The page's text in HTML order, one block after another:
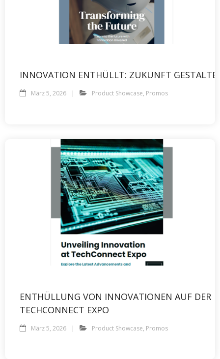
INNOVATION ENTHÜLLT: ZUKUNFT
März 5, 2026 Product Showcase, Promos
ENTHÜLLUNG VON INNOVATIONEN AUF DER
TECHCONNECT EXPO
März 5, 2026 Product Showcase, Promos